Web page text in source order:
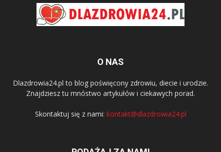
O NAS
Dlazdrowia24.pl to blog poświęcony zdrowiu, diecie i urodzie.
Znajdziesz tu mnóstwo artykułów i ciekawych porad.
Skontaktuj się z nami: kontakt@dlazdrowia24.pl